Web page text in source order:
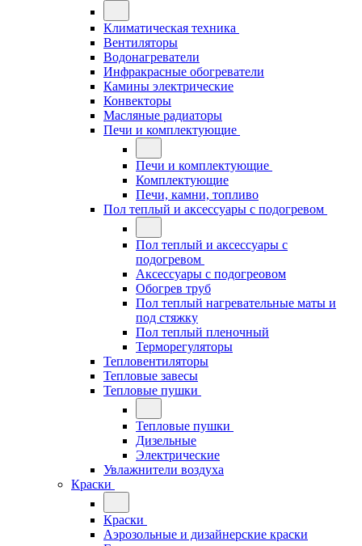
Климатическая техника
Вентиляторы
Водонагреватели
Инфракрасные обогреватели
Камины электрические
Конвекторы
Масляные радиаторы
Печи и комплектующие
Печи и комплектующие
Комплектующие
Печи, камни, топливо
Пол теплый и аксессуары с подогревом
Пол теплый и аксессуары с
подогревом
Аксессуары с подогреовом
Обогрев труб
Пол теплый нагревательные маты и
под стяжку
Пол теплый пленочный
Терморегуляторы
Тепловентиляторы
Тепловые завесы
Тепловые пушки
Тепловые пушки
Дизельные
Электрические
Увлажнители воздуха
Краски
Краски
Аэрозольные и дизайнерские краски